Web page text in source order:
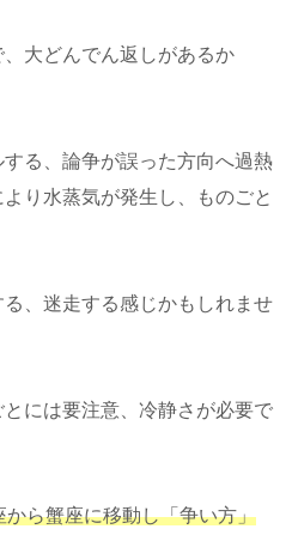
、大どんでん返しがあるか
る、論争が誤った方向へ過熱
り水蒸気が発生し、ものごと
、迷走する感じかもしれませ
には要注意、冷静さが必要で
から蟹座に移動し「争い方」